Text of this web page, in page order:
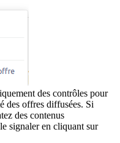
des contrôles pour
des offres diffusées. Si
des contenus
signaler en cliquant sur